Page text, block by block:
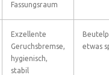
Fassungsraum
Exzellente
Geruchsbremse,
hygienisch,
stabil
etwas